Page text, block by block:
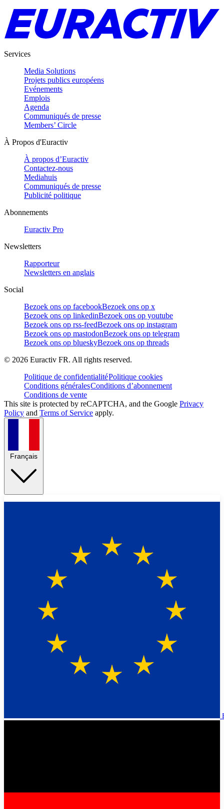
Services
Media Solutions
Projets publics européens
Evénements
Emplois
Agenda
Communiqués de presse
Members’ Circle
À Propos d'Euractiv
À propos d’Euractiv
Contactez-nous
Mediahuis
Communiqués de presse
Publicité politique
Abonnements
Euractiv Pro
Newsletters
Rapporteur
Newsletters en anglais
Social
Bezoek ons op facebookBezoek ons op x
Bezoek ons op linkedinBezoek ons op youtube
Bezoek ons op rss-feedBezoek ons op instagram
Bezoek ons op mastodonBezoek ons op telegram
Bezoek ons op blueskyBezoek ons op threads
© 2026 Euractiv FR. All rights reserved.
Politique de confidentialitéPolitique cookies
Conditions généralesConditions d’abonnement
Conditions de vente
This site is protected by reCAPTCHA, and the Google Privacy
Policy and Terms of Service apply.
Français